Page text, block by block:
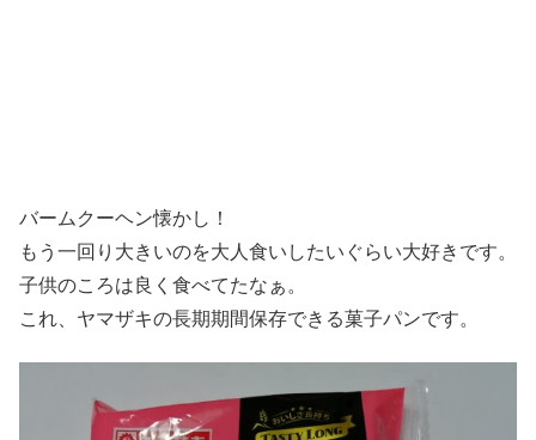
バームクーヘン懐かし！
もう一回り大きいのを大人食いしたいぐらい大好きです。
子供のころは良く食べてたなぁ。
これ、ヤマザキの長期期間保存できる菓子パンです。